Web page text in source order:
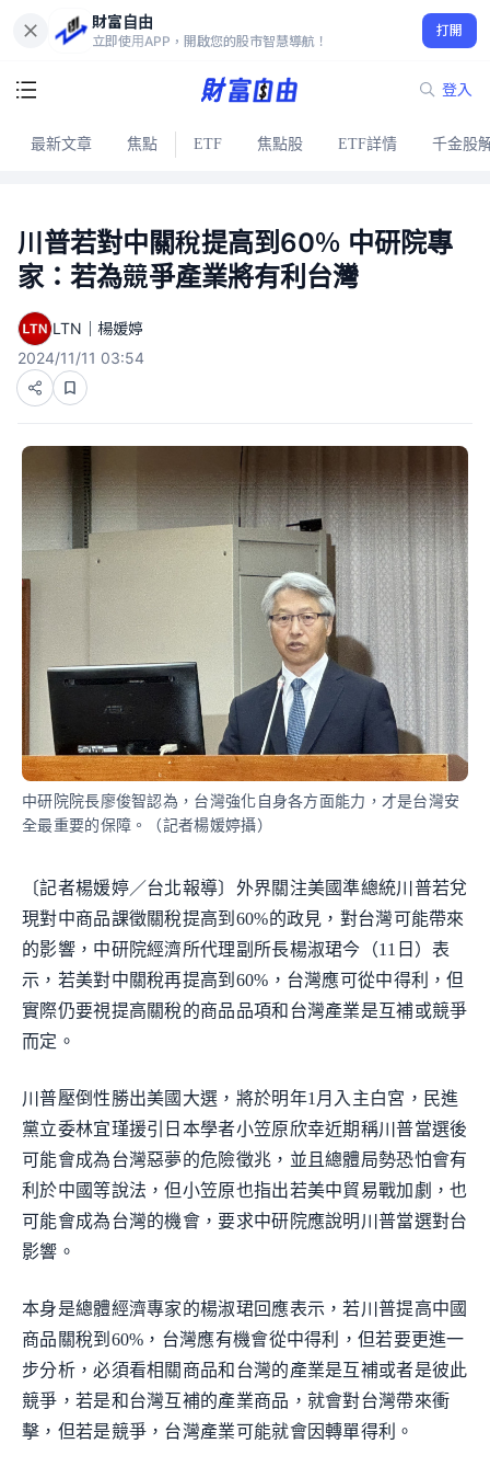
財富自由
立即使用APP，開啟您的股市智慧導航！
打開
登入
最新文章 焦點 ETF 焦點股 ETF詳情 千金股
川普若對中關稅提高到60％ 中研院專
家：若為競爭產業將有利台灣
LTN｜楊媛婷
2024/11/11 03:54
中研院院長廖俊智認為，台灣強化自身各方面能力，才是台灣安
全最重要的保障。（記者楊媛婷攝）
〔記者楊媛婷／台北報導〕外界關注美國準總統川普若兌
現對中商品課徵關稅提高到60%的政見，對台灣可能帶來
的影響，中研院經濟所代理副所長楊淑珺今（11日）表
示，若美對中關稅再提高到60%，台灣應可從中得利，但
實際仍要視提高關稅的商品品項和台灣產業是互補或競爭
而定。
川普壓倒性勝出美國大選，將於明年1月入主白宮，民進
黨立委林宜瑾援引日本學者小笠原欣幸近期稱川普當選後
可能會成為台灣惡夢的危險徵兆，並且總體局勢恐怕會有
利於中國等說法，但小笠原也指出若美中貿易戰加劇，也
可能會成為台灣的機會，要求中研院應說明川普當選對台
影響。
本身是總體經濟專家的楊淑珺回應表示，若川普提高中國
商品關稅到60%，台灣應有機會從中得利，但若要更進一
步分析，必須看相關商品和台灣的產業是互補或者是彼此
競爭，若是和台灣互補的產業商品，就會對台灣帶來衝
擊，但若是競爭，台灣產業可能就會因轉單得利。